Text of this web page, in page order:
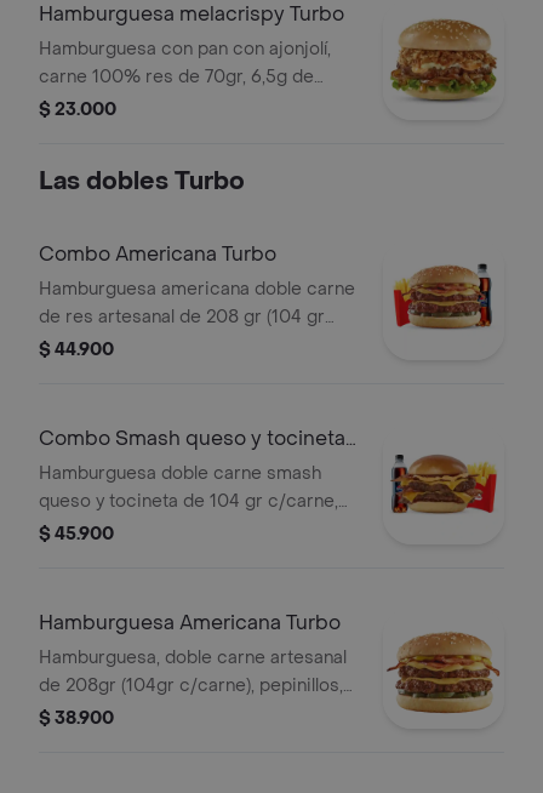
Hamburguesa melacrispy Turbo
Hamburguesa con pan con ajonjolí,
carne 100% res de 70gr, 6,5g de
queso cheddar, con dos tipos de
$ 23.000
Las dobles Turbo
Combo Americana Turbo
Hamburguesa americana doble carne
de res artesanal de 208 gr (104 gr
c/carne), con papas medianas, 1 copa
$ 44.900
Combo Smash queso y tocineta
Turbo
Hamburguesa doble carne smash
queso y tocineta de 104 gr c/carne,
acompañada con papas medianas y
$ 45.900
Hamburguesa Americana Turbo
Hamburguesa, doble carne artesanal
de 208gr (104gr c/carne), pepinillos,
tajada cheddar y aderezo cheddar,
$ 38.900